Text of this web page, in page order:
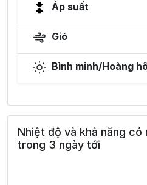
Áp suất
Gió
Bình minh/Hoàng
Nhiệt độ và khả năng có
trong 3 ngày tới